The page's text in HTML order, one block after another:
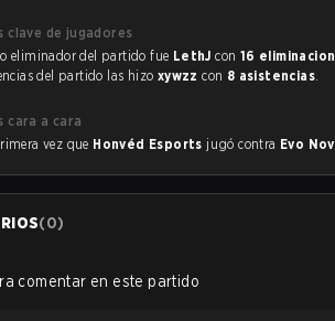
clave de jugadores
eliminador del partido fue LethJ con 16
del partido las hizo xywzz con 8 asistencias.
cara a cara
vez que Honvéd Esports jugó contra Evo
(0)
comentar en este partido